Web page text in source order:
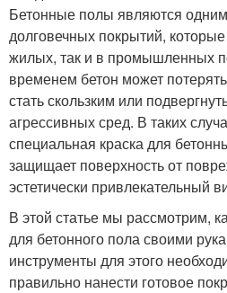
Бетонные полы являются
долговечных покрытий,
жилых, так и в промышленных
временем бетон может
стать скользким или
агрессивных сред. В таких
специальная краска для
защищает поверхность от
эстетически привлекательный
В этой статье мы рассмотрим,
для бетонного пола своими
инструменты для этого
правильно нанести готовое